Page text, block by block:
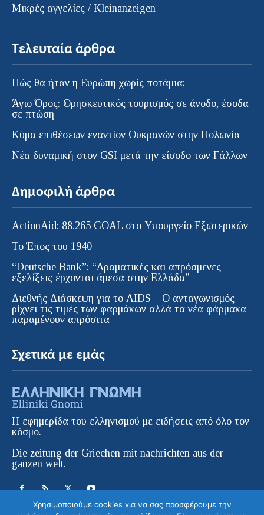
Μικρές αγγελίες / Kleinanzeigen
Τελευταία άρθρα
Πώς θα ήταν η Ευρώπη χωρίς ποτάμια;
Άγιο Όρος: Θρησκευτικός τουρισμός σε άνοδο, έσοδα
σε πτώση
Κύμα επιθέσεων εναντίον Ουκρανών στην Πολωνία
Νέα δυναμική στον GSI μετά την είσοδο των Γάλλων
Δημοφιλή άρθρα
ActionAid: 88.265 GOAL στο Υπουργείο Εξωτερικών
Το Έπος του 1940
“Deutsche Bank”: “Δραματικές και απρόσμενες
εξελίξεις έρχονται άμεσα στην Ελλάδα”
Διεθνής Διάσκεψη για το AIDS – Ο ανταγωνισμός
ρίχνει τις τιμές των φαρμάκων αλλά τα νέα φάρμακα
παραμένουν απρόσιτα
Σχετικά με εμάς
Η εφημερίδα του ελληνισμού με ειδήσεις από όλο τον
κόσμο.
Die zeitung der Griechen mit nachrichten aus der
ganzen welt.
Χρησιμοποιούμε cookies για να σας προσφέρουμε την